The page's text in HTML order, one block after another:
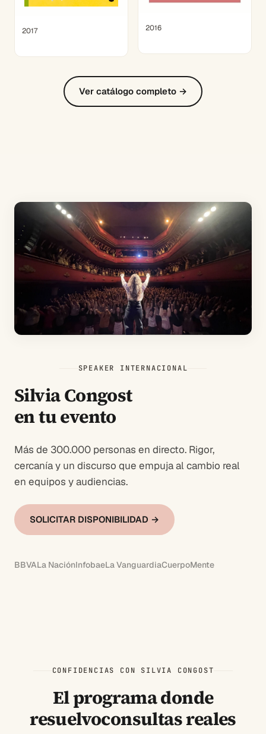
2017 2016
Ver catálogo completo →
SPEAKER INTERNACIONAL
Silvia Congost
en tu evento
Más de 300.000 personas en directo. Rigor,
cercanía y un discurso que empuja al cambio real
en equipos y audiencias.
SOLICITAR DISPONIBILIDAD →
BBVALa NaciónInfobaeLa VanguardiaCuerpoMente
CONFIDENCIAS CON SILVIA CONGOST
El programa donde
resuelvoconsultas reales